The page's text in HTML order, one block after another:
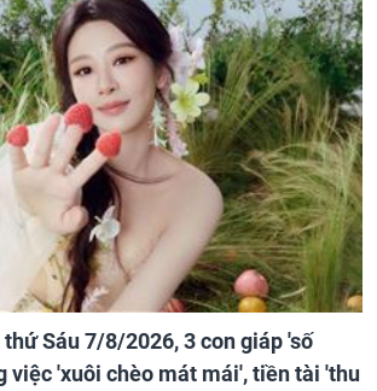
Sáu 7/8/2026, 3 con giáp 'số
việc 'xuôi chèo mát mái', tiền tài 'thu